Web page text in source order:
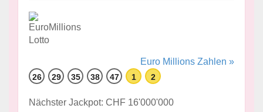
Euro Millions Zahlen »
26 29 35 38 47 1 2
Nächster Jackpot: CHF 16'000'000